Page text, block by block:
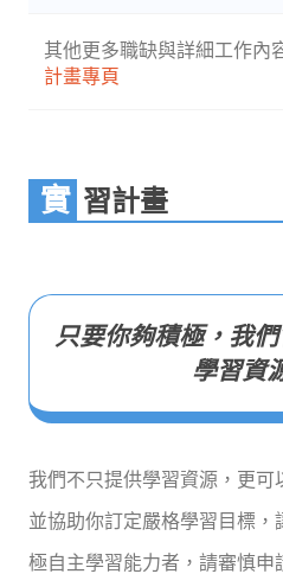
其他更多職缺與詳細工作
計畫專頁
實習計畫
只要你夠積極，我
學習資
我們不只提供學習資源，更可
並協助你訂定嚴格學習目標
極自主學習能力者，請審慎申